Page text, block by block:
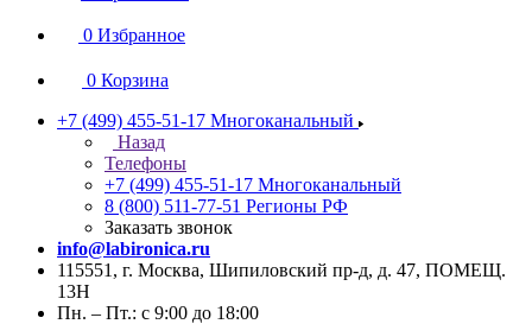
0 Избранное
0 Корзина
+7 (499) 455-51-17 Многоканальный
Назад
Телефоны
+7 (499) 455-51-17 Многоканальный
8 (800) 511-77-51 Регионы РФ
Заказать звонок
info@labironica.ru
115551, г. Москва, Шипиловский пр-д, д. 47, ПОМЕЩ.
13Н
Пн. – Пт.: с 9:00 до 18:00